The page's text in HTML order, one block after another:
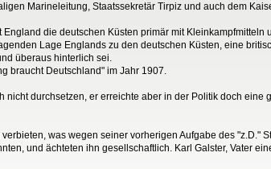
Marineleitung, Staatssekretär Tirpiz und auch dem
die deutschen Küsten primär mit
Lage Englands zu den deutschen Küsten, eine
überaus hinterlich sei.
braucht Deutschland" im Jahr 1907.
nicht durchsetzen, er erreichte aber in der Politik doch
was wegen seiner vorherigen Aufgabe des "z.D."
und ächteten ihn gesellschaftlich. Karl Galster, Vater